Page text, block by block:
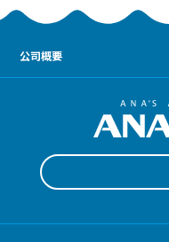
公司概要